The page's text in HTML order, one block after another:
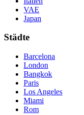
VAE
Japan
Städte
Barcelona
London
Bangkok
Paris
Los Angeles
Miami
Rom